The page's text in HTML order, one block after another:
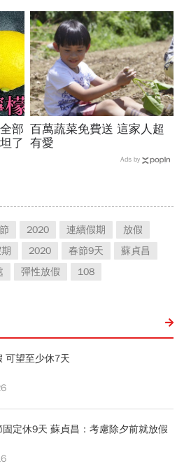
部
了
百萬蔬菜免費送 這家人超
有愛
Ads by
2020 連續假期
放假
2020 春節9天
蘇貞昌
彈性放假 108
可望至少休7天
固定休9天 蘇貞昌：考慮除夕前就放假